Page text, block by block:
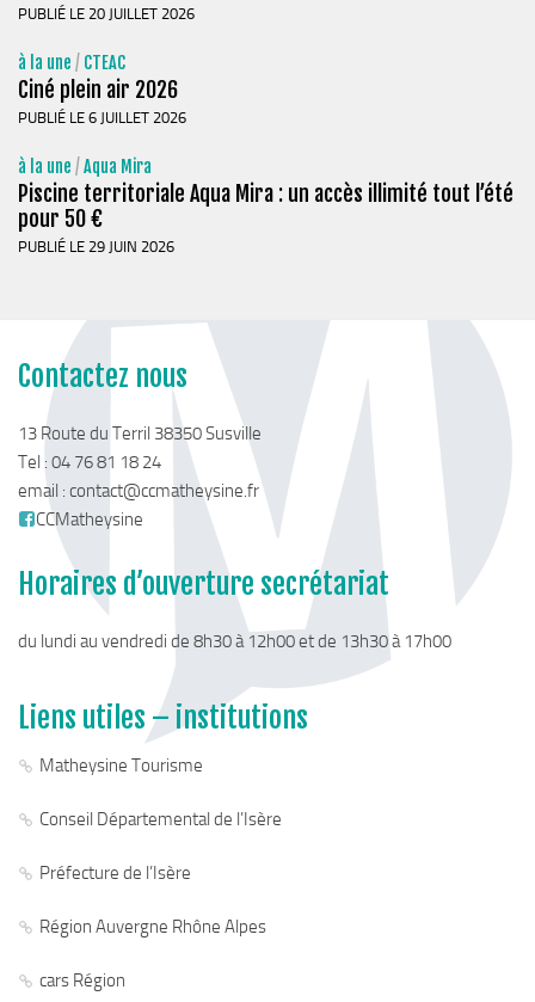
PUBLIÉ LE 20 JUILLET 2026
à la une / CTEAC
Ciné plein air 2026
PUBLIÉ LE 6 JUILLET 2026
à la une /Aqua Mira
Piscine territoriale Aqua Mira : un accès illimité tout l’été
pour 50 €
PUBLIÉ LE 29 JUIN 2026
Contactez nous
13 Route du Terril 38350 Susville
Tel : 04 76 81 18 24
email : contact@ccmatheysine.fr
CCMatheysine
Horaires d’ouverture secrétariat
du lundi au vendredi de 8h30 à 12h00 et de 13h30 à 17h00
Liens utiles – institutions
Matheysine Tourisme
Conseil Départemental de l’Isère
Préfecture de l’Isère
Région Auvergne Rhône Alpes
cars Région